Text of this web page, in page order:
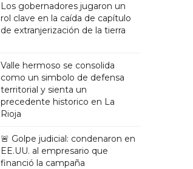
Los gobernadores jugaron un
rol clave en la caída de capítulo
de extranjerización de la tierra
Valle hermoso se consolida
como un simbolo de defensa
territorial y sienta un
precedente historico en La
Rioja
🚨 Golpe judicial: condenaron en
EE.UU. al empresario que
financió la campaña